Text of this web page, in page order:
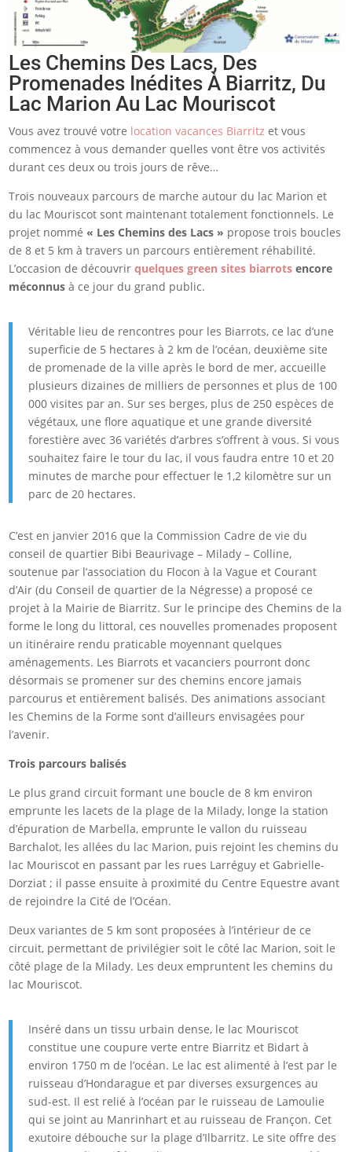
Les Chemins Des Lacs, Des
Promenades Inédites À Biarritz, Du
Lac Marion Au Lac Mouriscot
Vous avez trouvé votre location vacances Biarritz et vous
commencez à vous demander quelles vont être vos activités
durant ces deux ou trois jours de rêve…
Trois nouveaux parcours de marche autour du lac Marion et
du lac Mouriscot sont maintenant totalement fonctionnels. Le
projet nommé « Les Chemins des Lacs » propose trois boucles
de 8 et 5 km à travers un parcours entièrement réhabilité.
L’occasion de découvrirquelques green sites biarrots encore
méconnus à ce jour du grand public.
Véritable lieu de rencontres pour les Biarrots, ce lac d’une
superficie de 5 hectares à 2 km de l’océan, deuxième site
de promenade de la ville après le bord de mer, accueille
plusieurs dizaines de milliers de personnes et plus de 100
000 visites par an. Sur ses berges, plus de 250 espèces de
végétaux, une flore aquatique et une grande diversité
forestière avec 36 variétés d’arbres s’offrent à vous. Si vous
souhaitez faire le tour du lac, il vous faudra entre 10 et 20
minutes de marche pour effectuer le 1,2 kilomètre sur un
parc de 20 hectares.
C’est en janvier 2016 que la Commission Cadre de vie du
conseil de quartier Bibi Beaurivage – Milady – Colline,
soutenue par l’association du Flocon à la Vague et Courant
d’Air (du Conseil de quartier de la Négresse) a proposé ce
projet à la Mairie de Biarritz. Sur le principe des Chemins de la
forme le long du littoral, ces nouvelles promenades proposent
un itinéraire rendu praticable moyennant quelques
aménagements. Les Biarrots et vacanciers pourront donc
désormais se promener sur des chemins encore jamais
parcourus et entièrement balisés. Des animations associant
les Chemins de la Forme sont d’ailleurs envisagées pour
l’avenir.
Trois parcours balisés
Le plus grand circuit formant une boucle de 8 km environ
emprunte les lacets de la plage de la Milady, longe la station
d’épuration de Marbella, emprunte le vallon du ruisseau
Barchalot, les allées du lac Marion, puis rejoint les chemins du
lac Mouriscot en passant par les rues Larréguy et Gabrielle-
Dorziat ; il passe ensuite à proximité du Centre Equestre avant
de rejoindre la Cité de l’Océan.
Deux variantes de 5 km sont proposées à l’intérieur de ce
circuit, permettant de privilégier soit le côté lac Marion, soit le
côté plage de la Milady. Les deux empruntent les chemins du
lac Mouriscot.
Inséré dans un tissu urbain dense, le lac Mouriscot
constitue une coupure verte entre Biarritz et Bidart à
environ 1750 m de l’océan. Le lac est alimenté à l’est par le
ruisseau d’Hondarague et par diverses exsurgences au
sud-est. Il est relié à l’océan par le ruisseau de Lamoulie
qui se joint au Manrinhart et au ruisseau de Françon. Cet
exutoire débouche sur la plage d’Ilbarritz. Le site offre des